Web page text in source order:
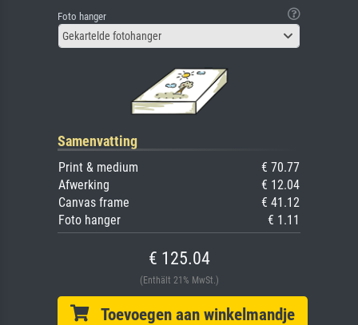
Foto hanger
Gekartelde fotohanger
Samenvatting
Print & medium
€ 70.77
Afwerking
€ 12.04
Canvas frame
€ 41.12
Foto hanger
€ 1.11
€ 125.04
(Enthält 21% MwSt.)
Toevoegen aan winkelmandje